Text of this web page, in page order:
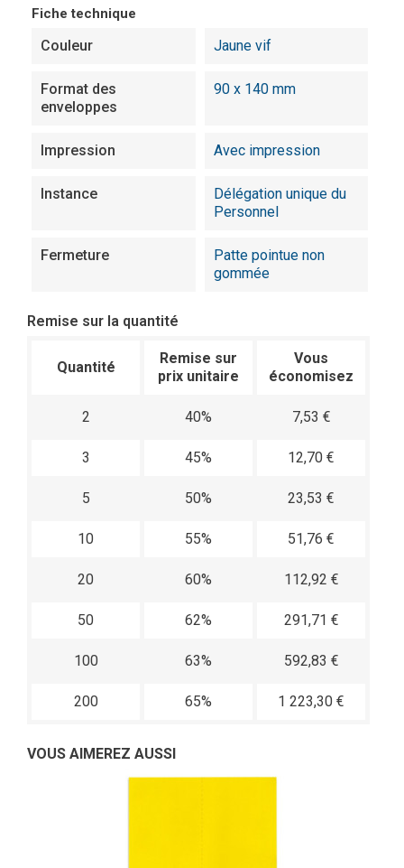
Fiche technique
Couleur Jaune vif
Format des
enveloppes
90 x 140 mm
Impression Avec impression
Instance
Délégation unique du
Personnel
Fermeture
Patte pointue non
gommée
Remise sur la quantité
Quantité
Remise sur
prix unitaire
Vous
économisez
2 40% 7,53 €
3 45% 12,70 €
5 50% 23,53 €
10 55% 51,76 €
20 60% 112,92 €
50 62% 291,71 €
100 63% 592,83 €
200 65% 1 223,30 €
VOUS AIMEREZ AUSSI